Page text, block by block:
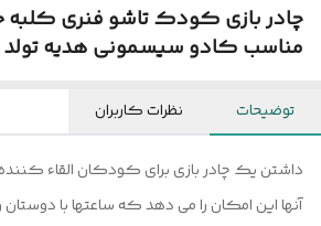
چادر بازی کودک تاشو فنری کلبه
مناسب کادو سیسمونی هدیه تولد
توضیحات نظرات کاربران
داشتن یک چادر بازی برای کودکان القاء
آنها این امکان را می دهد که ساعتها با دوستان